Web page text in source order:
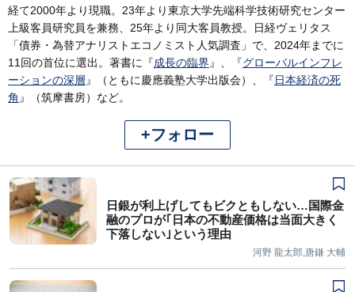
経て2000年より現職。23年より東京大学先端科学技術研究センター
上級客員研究員を兼務、25年より同大客員教授。日経ヴェリタス
「債券・為替アナリストエコノミスト人気調査」で、2024年までに
11回の首位に選出。著書に『成長の臨界 』、『グローバルインフレ
ーションの深層』（ともに慶應義塾大学出版会）、『日本経済の死
角 』（筑摩書房）など。
+フォロー
日銀が利上げしてもビクともしない…国際金
融のプロが｢日本の不動産価格は当面大きく
下落しない｣という理由
河野 龍太郎,唐鎌 大輔